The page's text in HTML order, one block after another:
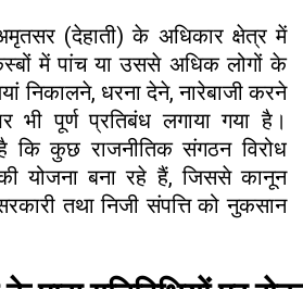
(देहाती) के अधिकार क्षेत्र में
में पांच या उससे अधिक लोगों के
निकालने, धरना देने, नारेबाजी करने
पूर्ण प्रतिबंध लगाया गया है।
कि कुछ राजनीतिक संगठन विरोध
योजना बना रहे हैं, जिससे कानून
तथा निजी संपत्ति को नुकसान